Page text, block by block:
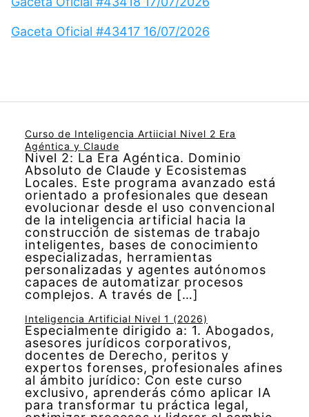
Gaceta Oficial #43417 16/07/2026
Curso de Inteligencia Artiicial Nivel 2 Era
Agéntica y Claude
Nivel 2: La Era Agéntica. Dominio
Absoluto de Claude y Ecosistemas
Locales. Este programa avanzado está
orientado a profesionales que desean
evolucionar desde el uso convencional
de la inteligencia artificial hacia la
construcción de sistemas de trabajo
inteligentes, bases de conocimiento
especializadas, herramientas
personalizadas y agentes autónomos
capaces de automatizar procesos
complejos. A través de […]
Inteligencia Artificial Nivel 1 (2026)
Especialmente dirigido a: 1. Abogados,
asesores jurídicos corporativos,
docentes de Derecho, peritos y
expertos forenses, profesionales afines
al ámbito jurídico: Con este curso
exclusivo, aprenderás cómo aplicar IA
para transformar tu práctica legal,